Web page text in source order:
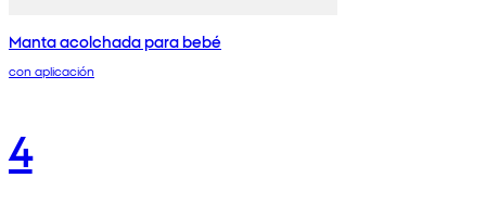
Manta acolchada para bebé
con aplicación
4